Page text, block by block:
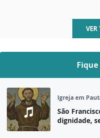
VER
Igreja em
São
dignidade,